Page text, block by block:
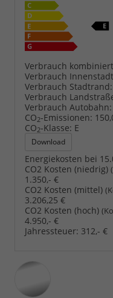
Verbrauch
Verbrauch
Verbrauch Stadtrand:
Verbrauch
Verbrauch Autobahn:
CO2-Emissionen:
CO2-Klasse: E
Download
Energiekosten bei
CO2 Kosten (niedrig)
1.350,- €
CO2 Kosten (mittel)
3.206,25 €
CO2 Kosten (hoch)
4.950,- €
Jahressteuer: 312,- €